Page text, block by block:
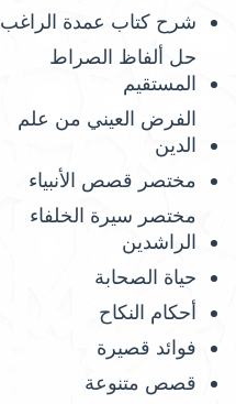
شرح كتاب عمدة الراغب
حل ألفاظ الصراط
المستقيم
الفرض العيني من علم
الدين
مختصر قصص الأنبياء
مختصر سيرة الخلفاء
الراشدين
حياة الصحابة
أحكام النكاح
فوائد قصيرة
قصص متنوعة